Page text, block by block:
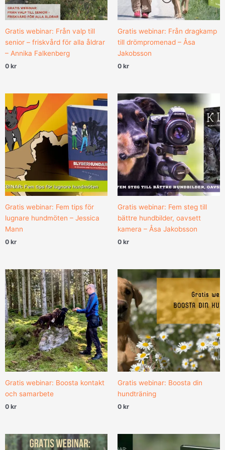
Gratis webinar: Från valp till
senior – friskvård för alla åldrar
– Annika Falkenberg
0 kr
Gratis webinar: Från dragkamp
till drömpromenad – Åsa
Jakobsson
0 kr
Gratis webinar: Fem tips för
lugnare hundmöten – Jessica
Mann
0 kr
Gratis webinar: Fem steg till
bättre hundbilder, oavsett
kamera – Åsa Jakobsson
0 kr
Gratis webinar: Boosta kontakt
och samarbete
0 kr
Gratis webinar: Boosta din
hundträning
0 kr